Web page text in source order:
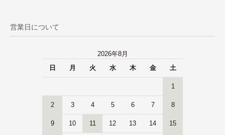
営業日について
2026年8月
日
月 火 水 木 金 土
1
2 3 4 5 6 7 8
9 10 11 12 13 14 15